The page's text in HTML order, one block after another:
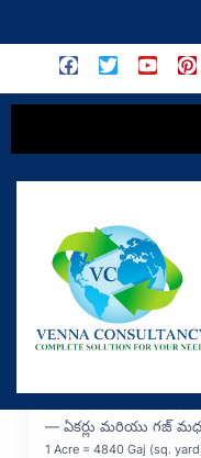
Acre ⇄
— ఏకర్లు మరియు గజ్
1 Acre = 4840 Gaj (sq.